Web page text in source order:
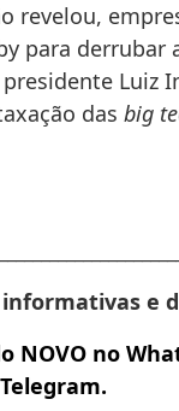
revelou,
para derrubar
Luiz
das big
e
NOVO no
.